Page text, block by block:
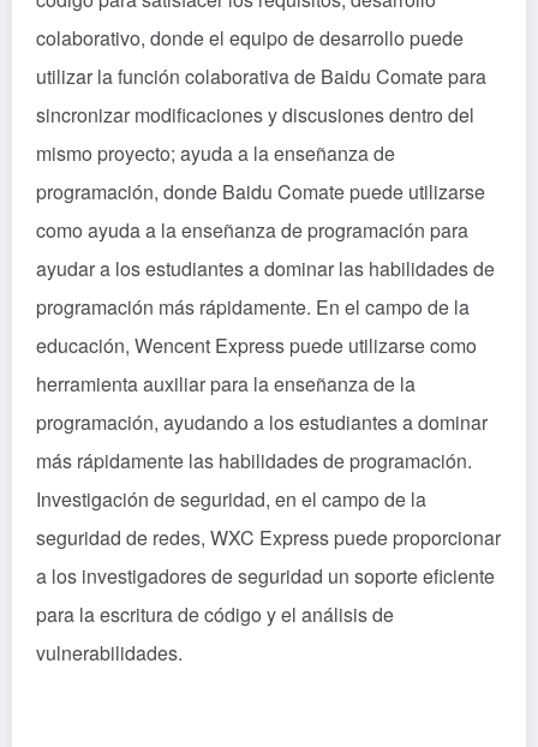
colaborativo, donde el equipo de desarrollo puede
utilizar la función colaborativa de Baidu Comate para
sincronizar modificaciones y discusiones dentro del
mismo proyecto; ayuda a la enseñanza de
programación, donde Baidu Comate puede utilizarse
como ayuda a la enseñanza de programación para
ayudar a los estudiantes a dominar las habilidades de
programación más rápidamente. En el campo de la
educación, Wencent Express puede utilizarse como
herramienta auxiliar para la enseñanza de la
programación, ayudando a los estudiantes a dominar
más rápidamente las habilidades de programación.
Investigación de seguridad, en el campo de la
seguridad de redes, WXC Express puede proporcionar
a los investigadores de seguridad un soporte eficiente
para la escritura de código y el análisis de
vulnerabilidades.